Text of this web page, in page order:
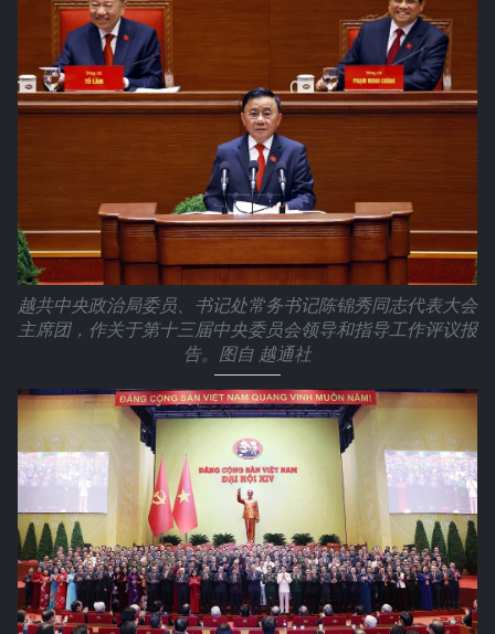
越共中央政治局委员、书记处常务书记陈锦秀同志代表大会
主席团，作关于第十三届中央委员会领导和指导工作评议报
告。图自 越通社